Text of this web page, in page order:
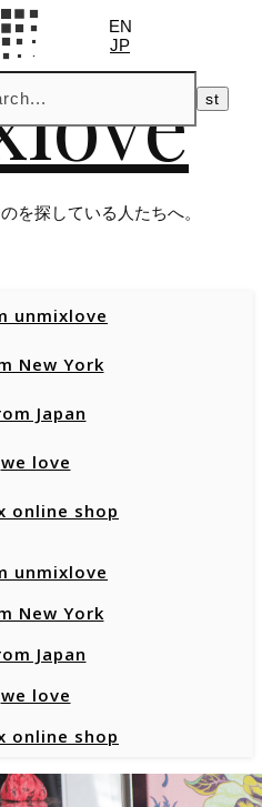
を探している人たちへ。
EN
JP
unmixlove
New York
Japan
we love
online shop
unmixlove
New York
Japan
we love
online shop